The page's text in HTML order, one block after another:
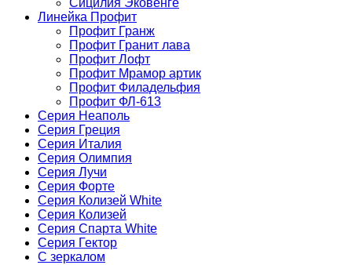
Сицилия Эковенге
Линейка Профит
Профит Гранж
Профит Гранит лава
Профит Лофт
Профит Мрамор артик
Профит Филадельфия
Профит ФЛ-613
Серия Неаполь
Серия Греция
Серия Италия
Серия Олимпия
Серия Лучи
Серия Форте
Серия Колизей White
Серия Колизей
Серия Спарта White
Серия Гектор
С зеркалом